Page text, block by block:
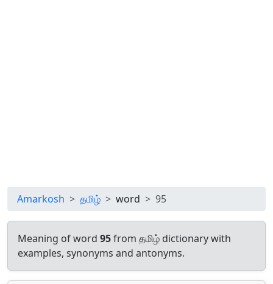
Amarkosh தமிழ் word 95
Meaning of word 95from தமிழ் dictionary with
examples, synonyms and antonyms.